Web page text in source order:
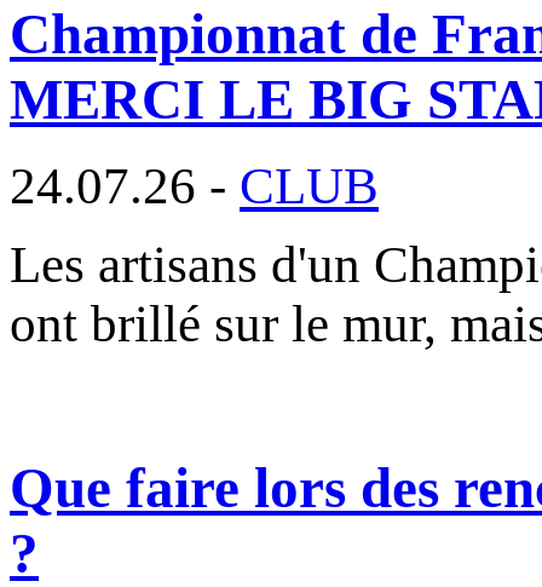
Championnat de
MERCI LE BIG
24.07.26 - CLUB
Les artisans d'un
ont brillé sur le mur,
Que faire lors des
?